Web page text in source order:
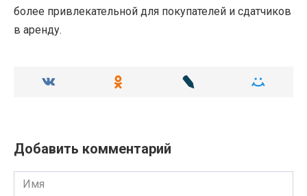
более привлекательной для покупателей и сдатчиков
в аренду.
Добавить комментарий
Имя